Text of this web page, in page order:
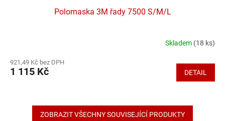
Polomaska 3M řady 7500 S/M/L
produktu
hvězdiček.
Skladem (18 ks)
921,49 Kč bez DPH
1 115 Kč DETAIL
ZOBRAZIT VŠECHNY SOUVISEJÍCÍ PRODUKTY